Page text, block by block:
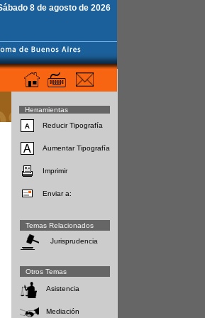
8 de agosto de 2026
Herramientas
Reducir Tipografía
Aumentar Tipografía
Imprimir
Enviar a:
Temas Relacionados
Jurisprudencia
Otros Temas
Asistencia
Mediación